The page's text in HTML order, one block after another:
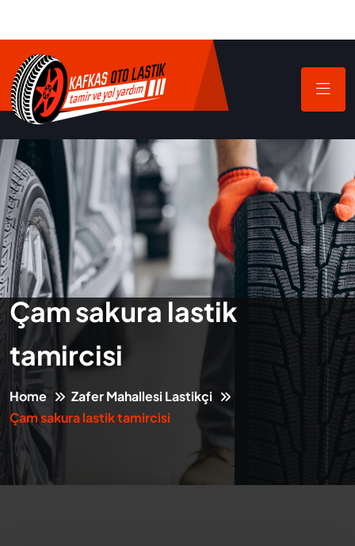
Çam sakura lastik
tamircisi
Home
Zafer Mahallesi Lastikçi
Çam sakura lastik tamircisi